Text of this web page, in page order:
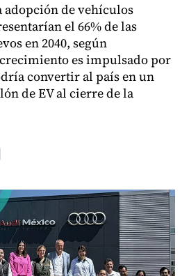
adopción de vehículos
el 66% de las
en 2040, según
es impulsado por
convertir al país en un
de EV al cierre de la